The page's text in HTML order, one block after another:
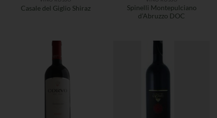
Casale del Giglio Shiraz
Spinelli Montepulciano
d’Abruzzo DOC